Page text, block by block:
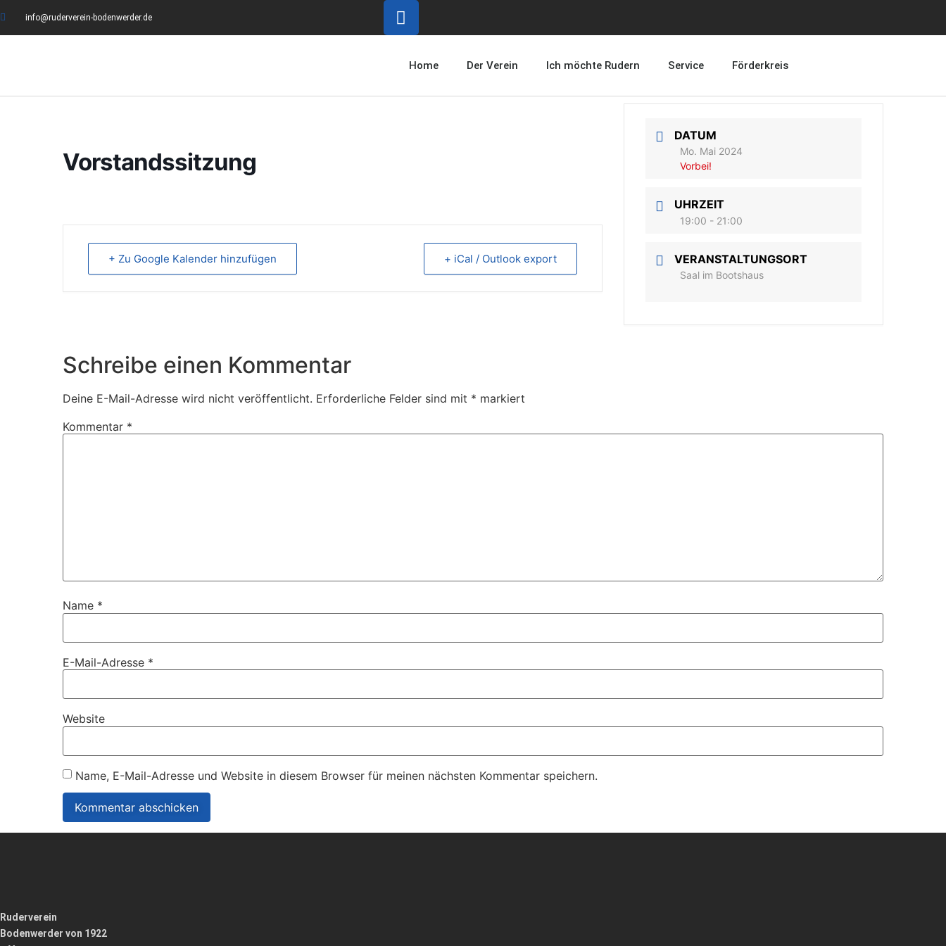
info@ruderverein-bodenwerder.de
Home Der Verein Ich möchte Rudern Service Förderkreis
Vorstandssitzung
+ Zu Google Kalender hinzufügen + iCal / Outlook export
DATUM
Mo. Mai 2024
Vorbei!
UHRZEIT
19:00 - 21:00
VERANSTALTUNGSORT
Saal im Bootshaus
Schreibe einen Kommentar
Deine E-Mail-Adresse wird nicht veröffentlicht. Erforderliche Felder sind mit * markiert
Kommentar *
Name *
E-Mail-Adresse *
Website
Name, E-Mail-Adresse und Website in diesem Browser für meinen nächsten Kommentar speichern.
Ruderverein
Bodenwerder von 1922